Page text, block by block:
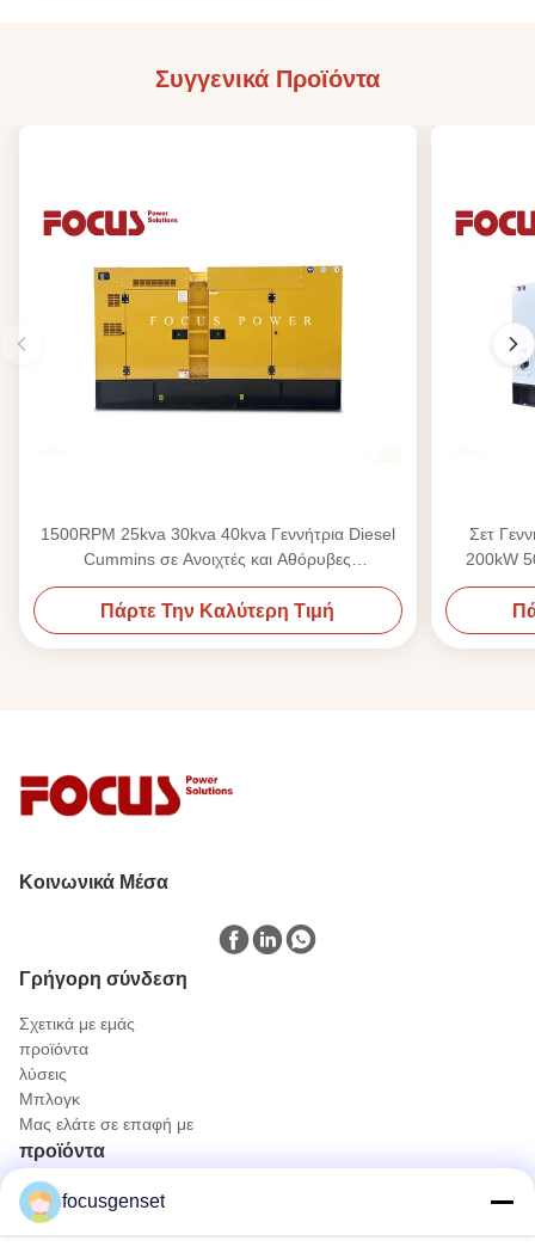
Συγγενικά Προϊόντα
1500RPM 25kva 30kva 40kva Γεννήτρια Diesel
Cummins σε Ανοιχτές και Αθόρυβες
Διαμορφώσεις
Πάρτε Την Καλύτερη Τιμή
Σετ
200kW
Κοινωνικά Μέσα
Γρήγορη σύνδεση
Σχετικά με εμάς
προϊόντα
λύσεις
Μπλογκ
Μας ελάτε σε επαφή με
προϊόντα
Σετ γεννήτριας Diesel Cummins
Συσκευή γεννήτριας πετρελαίου Perkins
focusgenset